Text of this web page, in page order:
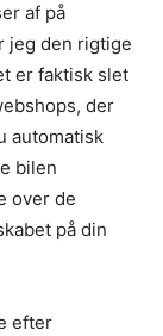
af på
jeg den rigtige
er faktisk slet
der
automatisk
bilen
over de
på din
efter